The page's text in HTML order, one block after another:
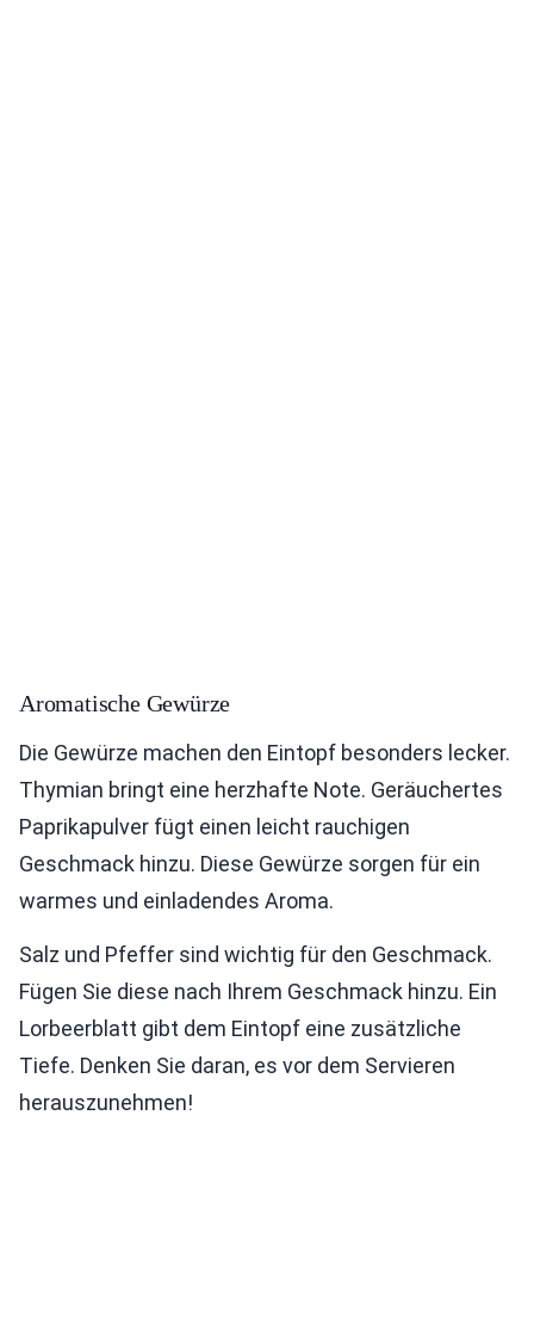
Aromatische Gewürze
Die Gewürze machen den Eintopf besonders lecker.
Thymian bringt eine herzhafte Note. Geräuchertes
Paprikapulver fügt einen leicht rauchigen
Geschmack hinzu. Diese Gewürze sorgen für ein
warmes und einladendes Aroma.
Salz und Pfeffer sind wichtig für den Geschmack.
Fügen Sie diese nach Ihrem Geschmack hinzu. Ein
Lorbeerblatt gibt dem Eintopf eine zusätzliche
Tiefe. Denken Sie daran, es vor dem Servieren
herauszunehmen!